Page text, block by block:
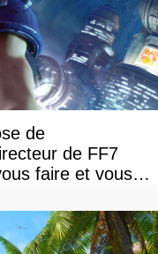
de
de FF7
faire et vous